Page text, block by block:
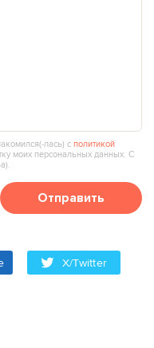
сполитикой
моих персональных данных. С
Отправить
X/Twitter